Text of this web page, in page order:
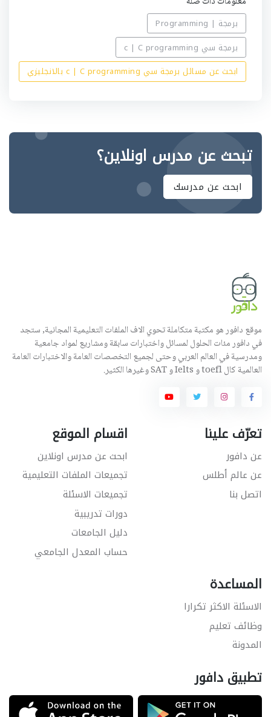
برمجة | Programming
برمجة سي c | C programming
ابحث عن مسائل برمجة سي c | C programming بالانجليزي
تبحث عن مدرس اونلاين؟
ابحث عن مدرسك
موقع دافور هو مكتبة متكاملة تحوي الاف الملفات التعليمية المجانية, ستجد
في دافور مئات الحلول لمسائل واختبارات سابقة ومشاريع لمواد جامعية
ومدرسية في العالم العربي وحتى لجميع التخصصات العامة والاختبارات العامة
العالمية كال toefl و Ielts و SAT وغيرها الكثير.
تعرّف علينا
عن دافور
عن عالم أطلس
اتصل بنا
اقسام الموقع
ابحث عن مدرس اونلاين
تجميعات الملفات التعليمية
تجميعات الاسئلة
دورات تدريبية
دليل الجامعات
حساب المعدل الجامعي
المساعدة
الاسئلة الاكثر تكرارا
وظائف تعليم
المدونة
تطبيق دافور